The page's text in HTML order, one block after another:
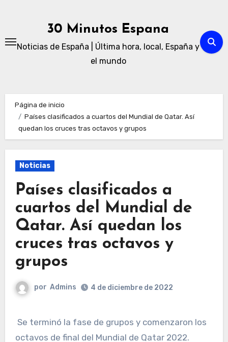
30 Minutos Espana
Noticias de España | Última hora, local, España y
el mundo
Página de inicio
Países clasificados a cuartos del Mundial de Qatar. Así
quedan los cruces tras octavos y grupos
Noticias
Países clasificados a
cuartos del Mundial de
Qatar. Así quedan los
cruces tras octavos y
grupos
por Admins 4 de diciembre de 2022
Se terminó la fase de grupos y comenzaron los
octavos de final del Mundial de Qatar 2022.